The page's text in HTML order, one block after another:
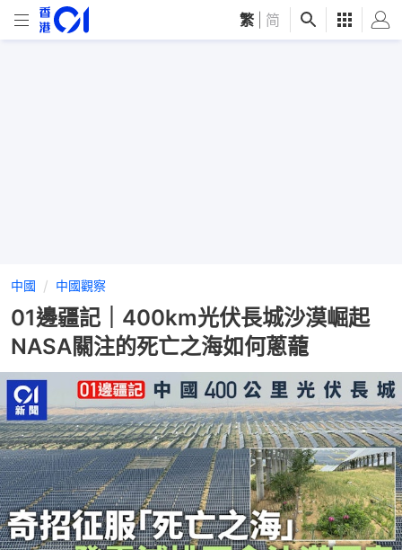
繁 简
中國 中國觀察
01邊疆記｜400km光伏長城沙漠崛起
NASA關注的死亡之海如何蔥蘢